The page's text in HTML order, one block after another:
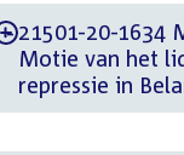
-21501-20-1634
Motie van het
repressie in